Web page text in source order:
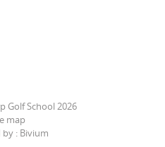
Golf School 2026
map
by : Bivium